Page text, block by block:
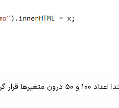
استفاده شده است.